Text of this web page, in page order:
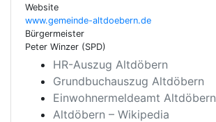
Website
www.gemeinde-altdoebern.de
Bürgermeister
Peter Winzer (SPD)
HR-Auszug Altdöbern
Grundbuchauszug Altdöbern
Einwohnermeldeamt Altdöbern
Altdöbern – Wikipedia